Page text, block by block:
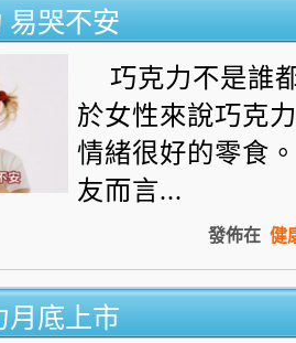
易哭不安
巧克力不是誰
於女性來說巧克
情緒很好的零食
友而言...
發佈在 健
月底上市